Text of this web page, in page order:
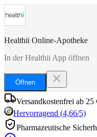
Healthii Online-Apotheke
In der Healthii App öffnen
Öffnen
Versandkostenfrei ab
Hervorragend (4,66/5)
Pharmazeutische